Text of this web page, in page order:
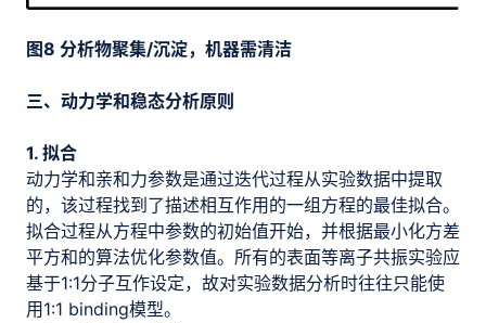
图8 分析物聚集/沉淀，机器需清洁
三、动力学和稳态分析原则
1. 拟合
动力学和亲和力参数是通过迭代过程从实验数据中提取
的，该过程找到了描述相互作用的一组方程的最佳拟合。
拟合过程从方程中参数的初始值开始，并根据最小化方差
平方和的算法优化参数值。所有的表面等离子共振实验应
基于1:1分子互作设定，故对实验数据分析时往往只能使
用1:1 binding模型。